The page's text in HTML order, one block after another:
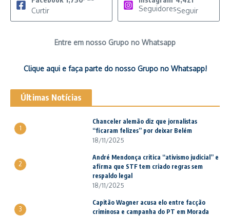
Curtir
SeguidoresSeguir
Entre em nosso Grupo no Whatsapp
Clique aqui e faça parte do nosso Grupo no Whatsapp!
Últimas Notícias
1
Chanceler alemão diz que jornalistas
“ficaram felizes” por deixar Belém
18/11/2025
2
André Mendonça critica “ativismo judicial” e
afirma que STF tem criado regras sem
respaldo legal
18/11/2025
3
Capitão Wagner acusa elo entre facção
criminosa e campanha do PT em Morada